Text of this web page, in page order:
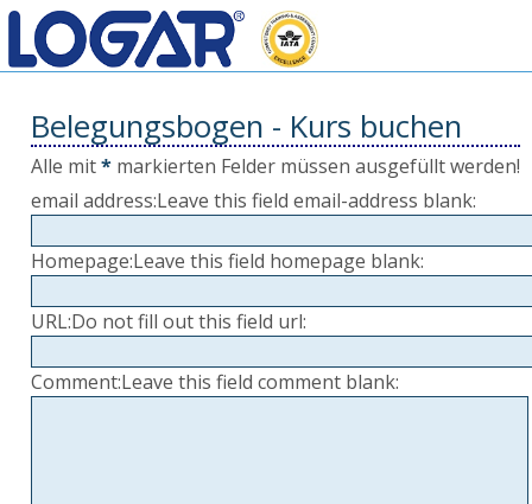
Belegungsbogen - Kurs buchen
Alle mit* markierten Felder müssen ausgefüllt werden!
email address:Leave this field email-address blank:
Homepage:Leave this field homepage blank:
URL:Do not fill out this field url:
Comment:Leave this field comment blank: